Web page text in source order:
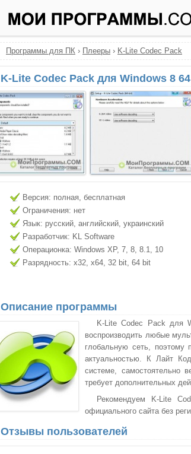
Программы для ПК › Плееры › K-Lite Codec Pack
K-Lite Codec Pack для Windows 8
Версия: полная, бесплатная
Ограничения: нет
Язык: русский, английский, украинский
Разработчик: KL Software
Операционка: Windows XP, 7, 8, 8.1, 10
Разрядность: x32, x64, 32 bit, 64 bit
Описание программы
K-Lite Codec Pack для
воспроизводить любые
глобальную сеть, поэтому
актуальностью. К Лайт
системе, самостоятельно
требует дополнительных
Рекомендуем K-Lite
официального сайта без
Отзывы пользователей